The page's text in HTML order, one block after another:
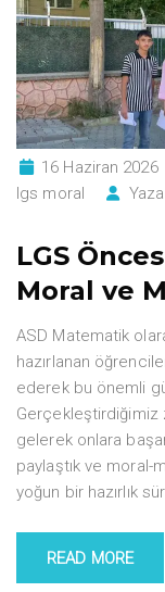
16 Haziran 2026
lgs moral
LGS
Moral ve
ASD Matematik
hazırlanan
ederek bu önemli
Gerçekleştirdiğimiz
gelerek onlara
paylaştık ve moral-
yoğun bir hazırlık
READ MORE